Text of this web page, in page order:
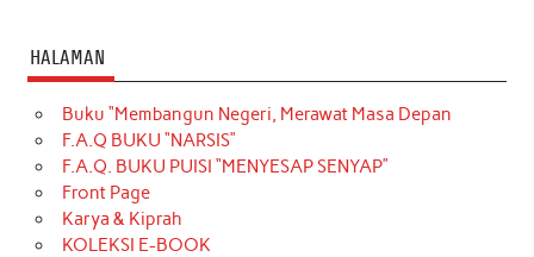
HALAMAN
Buku “Membangun Negeri, Merawat Masa Depan
F.A.Q BUKU “NARSIS”
F.A.Q. BUKU PUISI “MENYESAP SENYAP”
Front Page
Karya & Kiprah
KOLEKSI E-BOOK